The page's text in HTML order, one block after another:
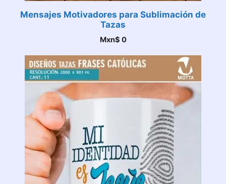
Mensajes Motivadores para Sublimación de
Tazas
Mxn$ 0